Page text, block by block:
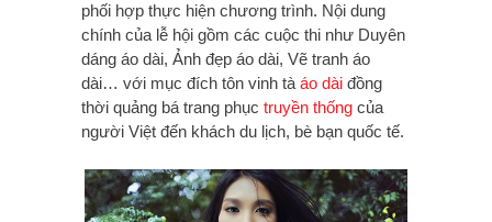
phối hợp thực hiện chương trình. Nội dung
chính của lễ hội gồm các cuộc thi như Duyên
dáng áo dài, Ảnh đẹp áo dài, Vẽ tranh áo
dài… với mục đích tôn vinh tà áo dài đồng
thời quảng bá trang phục truyền thống của
người Việt đến khách du lịch, bè bạn quốc tế.